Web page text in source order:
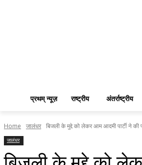
प्रथम् न्यूज़ राष्ट्रीय अंतर्राष्ट्रीय
Home जालंधर बिजली के मुद्दे को लेकर आम आदमी पार्टी ने
जालंधर